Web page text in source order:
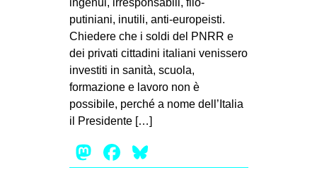
MOVIMENTI
AMBIENTE
ANTIFASCISMO
DIRITTO ALL’ABITARE
GENERI
MIGRAZIONI
PRECARIATO
ingenui, irresponsabili, filo-
putiniani, inutili, anti-europeisti.
Chiedere che i soldi del PNRR e
dei privati cittadini italiani venissero
investiti in sanità, scuola,
formazione e lavoro non è
possibile, perché a nome dell’Italia
il Presidente […]
Mastodon
Facebook